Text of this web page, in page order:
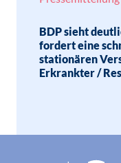
BDP sieht
fordert eine
stationären
Erkrankter /